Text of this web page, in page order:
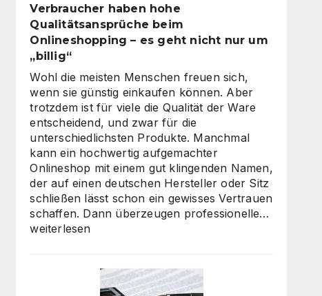
Verbraucher haben hohe
Qualitätsansprüche beim
Onlineshopping – es geht nicht nur um
„billig“
Wohl die meisten Menschen freuen sich,
wenn sie günstig einkaufen können. Aber
trotzdem ist für viele die Qualität der Ware
entscheidend, und zwar für die
unterschiedlichsten Produkte. Manchmal
kann ein hochwertig aufgemachter
Onlineshop mit einem gut klingenden Namen,
der auf einen deutschen Hersteller oder Sitz
schließen lässt schon ein gewisses Vertrauen
schaffen. Dann überzeugen professionelle…
weiterlesen